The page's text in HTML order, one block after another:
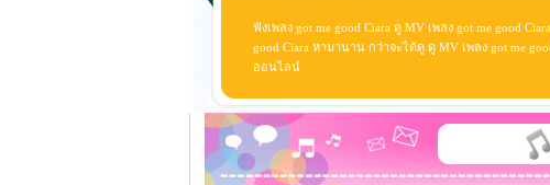
ฟังเพลง got me good Ciara ดู MV เพลง got me good
good Ciara หามานาน กว่าจะได้ดู ดู MV เพลง got me
ออนไลน์